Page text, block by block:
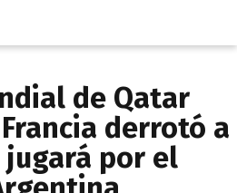
de Qatar
derrotó a
jugará por el